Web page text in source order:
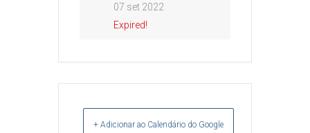
07 set 2022
Expired!
+ Adicionar ao Calendário do Google